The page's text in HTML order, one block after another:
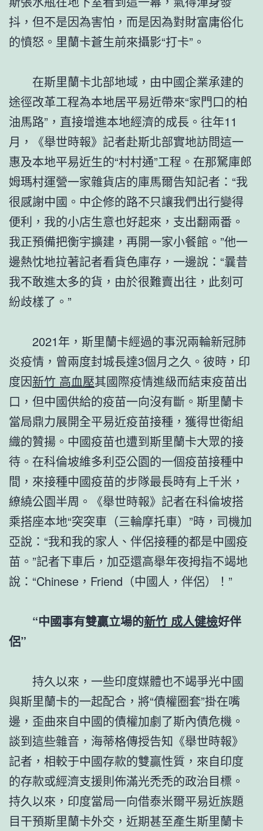
抖，但不是因為害怕，而是因為對財富庸俗化
的憤怒。里蘭卡蒼生前來攝影“打卡”。
在斯里蘭卡北部地域，由中國企業承建的
途徑改革工程為本地居平易近帶來“家門口的柏
油馬路”，直接增進本地經濟的成長。往年11
月，《舉世時報》記者赴斯北部實地訪問這一
惠及本地平易近生的“村村通”工程。在那駑庫郎
姆瑪村運營一家雜貨店的庫馬爾告知記者：“我
很感謝中國。中企修的路不只讓我們出行變得
便利，我的小店生意也好起來，支出翻兩番。
我正預備把衡宇擴建，再開一家小餐館。”他一
邊熱忱地拉著記者看貨色庫存，一邊說：“曩昔
我不敢進太多的貨，由於很難賣出往，此刻可
紛歧樣了。”
2021年，斯里蘭卡經過的事況兩輪新冠肺
炎疫情，曾兩度封城長達3個月之久。彼時，印
度因新竹 高血壓其國際疫情進級而結束疫苗出
口，但中國供給的疫苗一向沒有斷。斯里蘭卡
當局鼎力展開全平易近疫苗接種，獲得世衛組
織的贊揚。中國疫苗也遭到斯里蘭卡大眾的接
待。在科倫坡維多利亞公園的一個疫苗接種中
間，來接種中國疫苗的步隊最長時有上千米，
繚繞公園半周。《舉世時報》記者在科倫坡搭
乘搭座本地“突突車（三輪摩托車）”時，司機加
亞說：“我和我的家人、伴侶接種的都是中國疫
苗。”記者下車后，加亞還高舉年夜拇指不竭地
說：“Chinese，Friend（中國人，伴侶）！”
“中國事有雙贏立場的新竹 成人健檢好伴
侶”
持久以來，一些印度媒體也不竭爭光中國
與斯里蘭卡的一起配合，將“債權圈套”掛在嘴
邊，歪曲來自中國的債權加劇了斯內債危機。
談到這些雜音，海蒂格傳授告知《舉世時報》
記者，相較于中國存款的雙贏性質，來自印度
的存款或經濟支援則佈滿光禿禿的政治目標。
持久以來，印度當局一向借泰米爾平易近族題
目干預斯里蘭卡外交，近期甚至產生斯里蘭卡